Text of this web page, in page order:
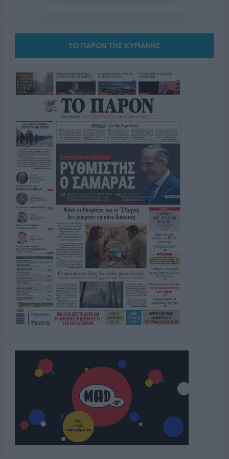
ΤΟ ΠΑΡΟΝ ΤΗΣ ΚΥΡΙΑΚΗΣ